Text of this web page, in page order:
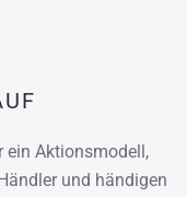
ein Aktionsmodell,
und händigen